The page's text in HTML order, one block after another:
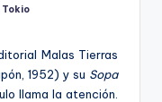
Tokio
Malas Tierras
1952) y su Sopa
llama la atención.